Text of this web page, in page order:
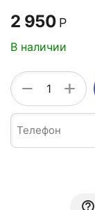
2 950 Р
В наличии
+
−